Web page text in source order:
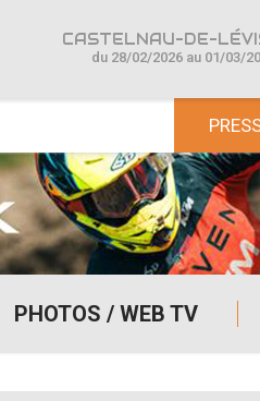
PHOTOS / WEB TV
CASTELNAU-DE-
du 28/02/2026 au 01/03/